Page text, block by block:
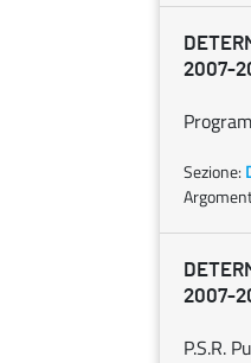
2007-
Sezione:
2007-
P.S.R.